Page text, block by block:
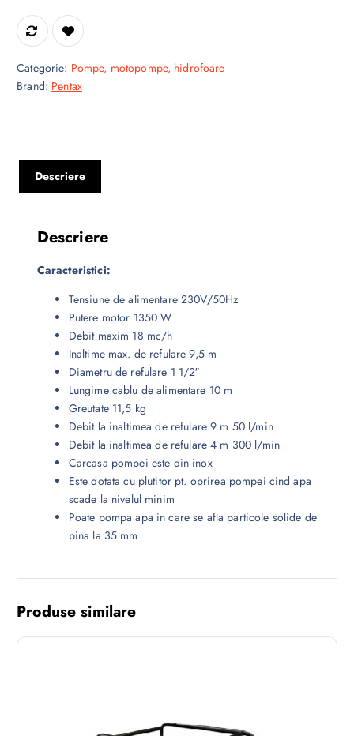
Categorie: Pompe, motopompe, hidrofoare
Brand: Pentax
Descriere
Descriere
Caracteristici:
Tensiune de alimentare 230V/50Hz
Putere motor 1350 W
Debit maxim 18 mc/h
Inaltime max. de refulare 9,5 m
Diametru de refulare 1 1/2″
Lungime cablu de alimentare 10 m
Greutate 11,5 kg
Debit la inaltimea de refulare 9 m 50 l/min
Debit la inaltimea de refulare 4 m 300 l/min
Carcasa pompei este din inox
Este dotata cu plutitor pt. oprirea pompei cind apa
scade la nivelul minim
Poate pompa apa in care se afla particole solide de
pina la 35 mm
Produse similare